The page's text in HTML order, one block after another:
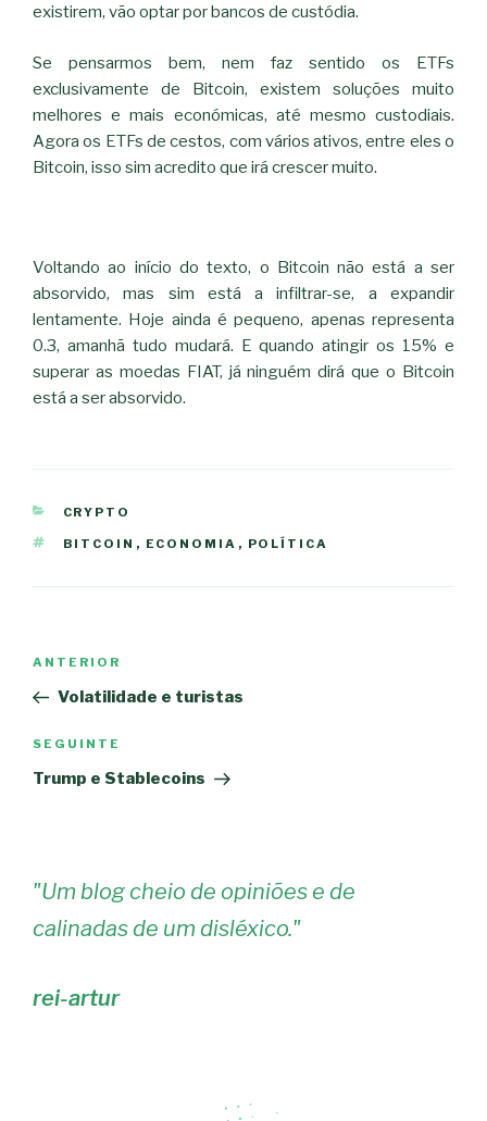
existirem, vão optar por bancos de custódia.
Se pensarmos bem, nem faz sentido os ETFs
exclusivamente de Bitcoin, existem soluções muito
melhores e mais económicas, até mesmo custodiais.
Agora os ETFs de cestos, com vários ativos, entre eles o
Bitcoin, isso sim acredito que irá crescer muito.
Voltando ao início do texto, o Bitcoin não está a ser
absorvido, mas sim está a infiltrar-se, a expandir
lentamente. Hoje ainda é pequeno, apenas representa
0.3, amanhã tudo mudará. E quando atingir os 15% e
superar as moedas FIAT, já ninguém dirá que o Bitcoin
está a ser absorvido.
CATEGORIAS
CRYPTO
ETIQUETAS
BITCOIN , ECONOMIA , POLÍTICA
artigos
Conteúdo
anterior
ANTERIOR
Volatilidade e turistas
Conteúdo
seguinte
SEGUINTE
Trump e Stablecoins
"Um blog cheio de opiniões e de
calinadas de um disléxico."
rei-artur